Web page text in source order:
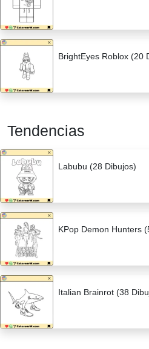
BrightEyes Roblox (20
Tendencias
Labubu (28 Dibujos)
KPop Demon Hunters
Italian Brainrot (38